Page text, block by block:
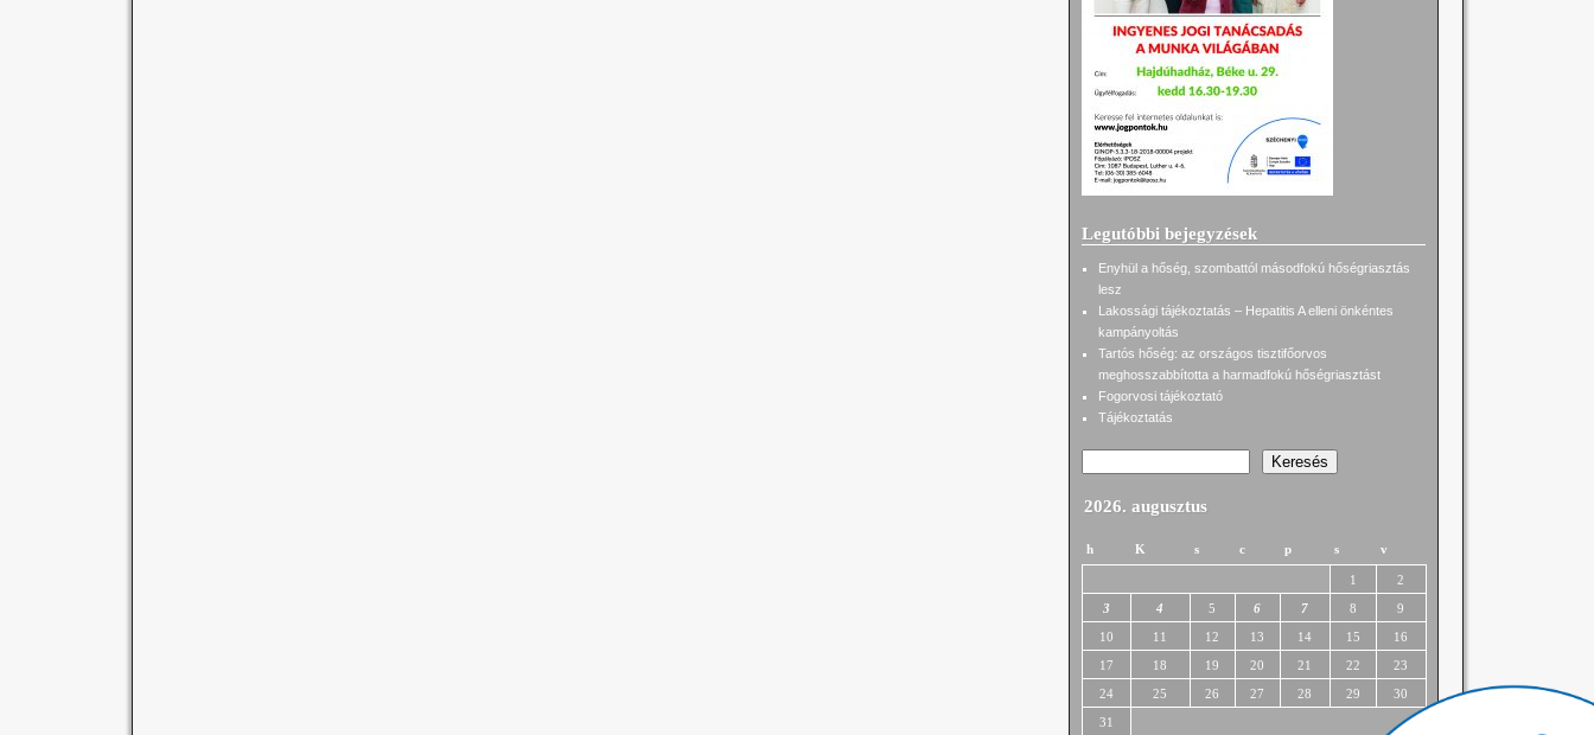
Legutóbbi bejegyzések
Enyhül a hőség, szombattól másodfokú hőségriasztás
lesz
Lakossági tájékoztatás – Hepatitis A elleni önkéntes
kampányoltás
Tartós hőség: az országos tisztifőorvos
meghosszabbította a harmadfokú hőségriasztást
Fogorvosi tájékoztató
Tájékoztatás
Keresés
2026. augusztus
h K s c p s v
1
2
3
4 5 6 7 8
9
10
11 12 13 14 15
16
17
18 19 20 21 22
23
24
25 26 27 28 29
30
31